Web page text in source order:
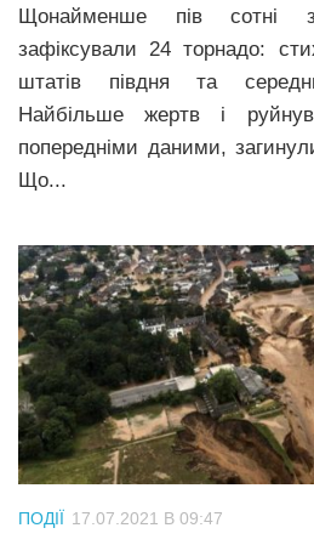
Щонайменше пів сотні
зафіксували 24 торнадо:
штатів півдня та
Найбільше жертв і
попередніми даними,
Що...
ПОДІЇ 17.07.2021 В 09:47